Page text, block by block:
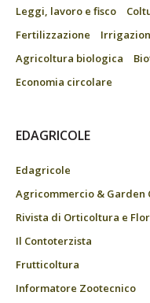
Leggi, lavoro e fisco
Fertilizzazione
Agricoltura biologica
Economia circolare
EDAGRICOLE
Edagricole
Agricommercio & Garden
Rivista di Orticoltura e
Il Contoterzista
Frutticoltura
Informatore Zootecnico